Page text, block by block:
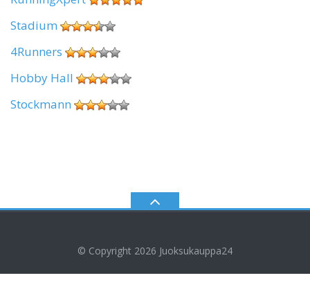
Stadium
4Runners
Hobby Hall
Stockmann
© Copyright 2026 Juoksukauppa24